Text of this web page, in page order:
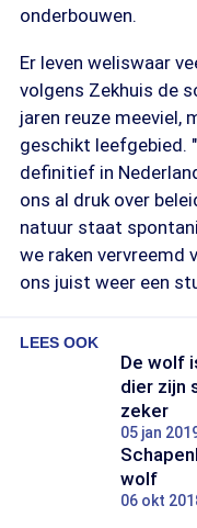
onderbouwen.
Er leven weliswaar
volgens Zekhuis de
jaren reuze meeviel,
geschikt leefgebied.
definitief in
ons al druk over
natuur staat
we raken vervreemd
ons juist weer een
LEES OOK
De wolf
dier zijn
zeker
05 jan
wolf
06 okt